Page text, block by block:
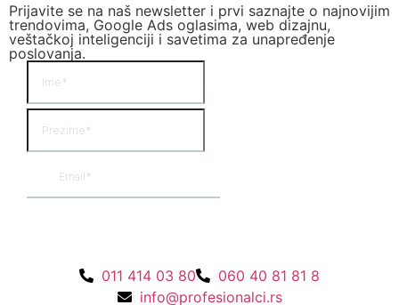
Prijavite se na naš newsletter i prvi saznajte o najnovijim
trendovima, Google Ads oglasima, web dizajnu,
veštačkoj inteligenciji i savetima za unapređenje
poslovanja.
011 414 03 80
060 40 81 81 8
info@profesionalci.rs